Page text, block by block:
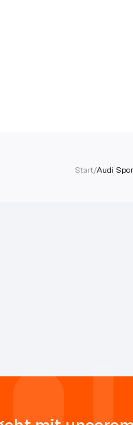
Start/Audi